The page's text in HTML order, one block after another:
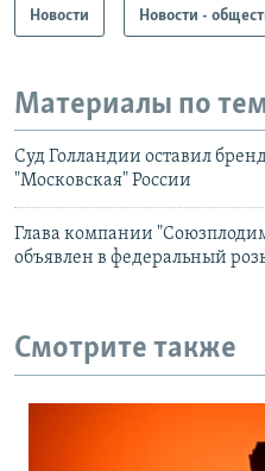
Новости Новости -
Материалы по
Суд Голландии оставил
"Московская" России
Глава компании
объявлен в федеральный
Смотрите также